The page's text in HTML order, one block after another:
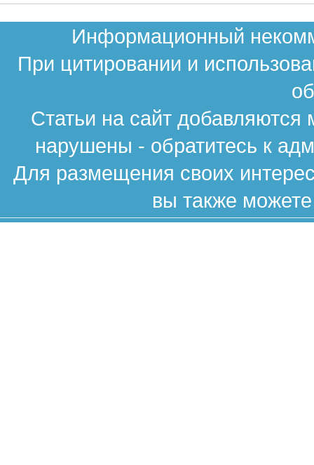
Информационный
При цитировании и
Статьи на сайт
нарушены - обратитесь к
Для размещения своих
вы также